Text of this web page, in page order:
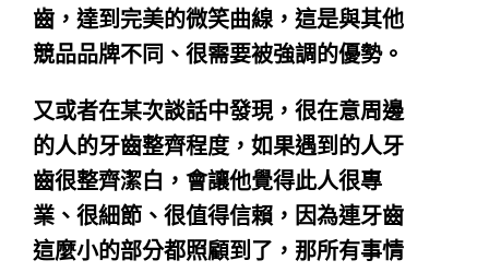
齒，達到完美的微笑曲線，這是與其他
競品品牌不同、很需要被強調的優勢。
又或者在某次談話中發現，很在意周邊
的人的牙齒整齊程度，如果遇到的人牙
齒很整齊潔白，會讓他覺得此人很專
業、很細節、很值得信賴，因為連牙齒
這麼小的部分都照顧到了，那所有事情